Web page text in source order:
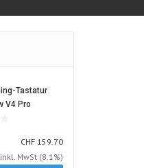
Tastatur
V4 Pro1532533-
CHF CHF
159.70
inkl. MwSt (8.1%)